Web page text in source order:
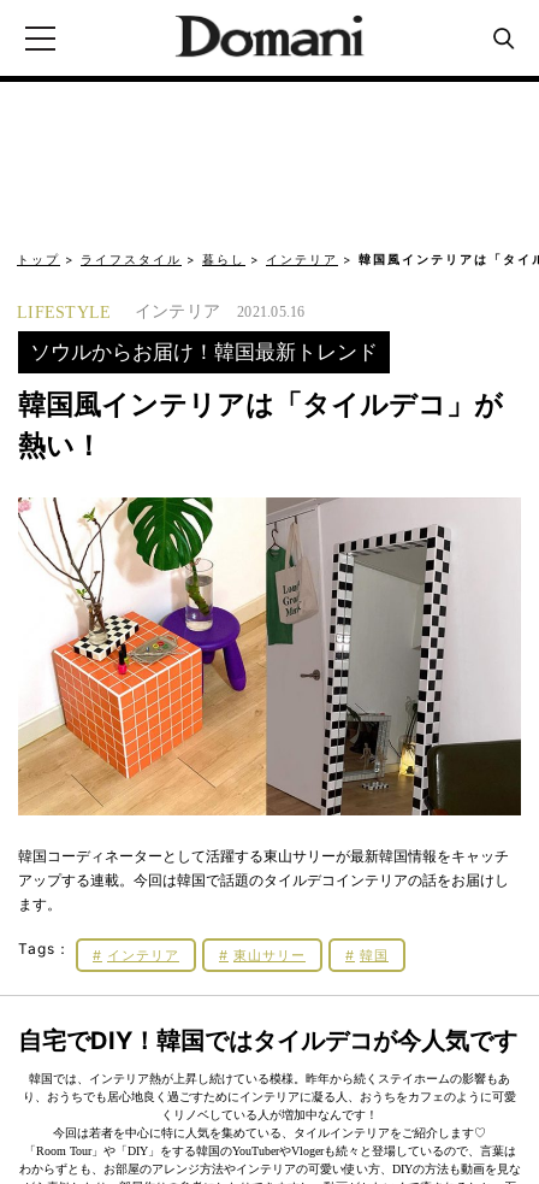
トップ ライフスタイル 暮らし インテリア 韓国風インテリアは「タイ
LIFESTYLE インテリア 2021.05.16
ソウルからお届け！韓国最新トレンド
韓国風インテリアは「タイルデコ」が
熱い！
韓国コーディネーターとして活躍する東山サリーが最新韓国情報をキャッチ
アップする連載。今回は韓国で話題のタイルデコインテリアの話をお届けし
ます。
Tags： インテリア 東山サリー 韓国
自宅でDIY！韓国ではタイルデコが今人気です
韓国では、インテリア熱が上昇し続けている模様。昨年から続くステイホームの影響もあ
り、おうちでも居心地良く過ごすためにインテリアに凝る人、おうちをカフェのように可愛
くリノベしている人が増加中なんです！
今回は若者を中心に特に人気を集めている、タイルインテリアをご紹介します♡
「Room Tour」や「DIY」をする韓国のYouTuberやVlogerも続々と登場しているので、言葉は
わからずとも、お部屋のアレンジ方法やインテリアの可愛い使い方、DIYの方法も動画を見な